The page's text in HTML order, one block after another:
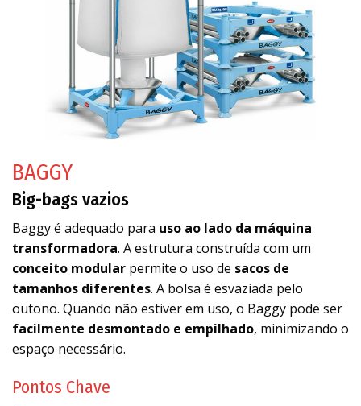
BAGGY
Big-bags vazios
Baggy é adequado para uso ao lado da máquina
transformadora. A estrutura construída com um
conceito modular permite o uso de sacos de
tamanhos diferentes. A bolsa é esvaziada pelo
outono. Quando não estiver em uso, o Baggy pode ser
facilmente desmontado e empilhado, minimizando o
espaço necessário.
Pontos Chave